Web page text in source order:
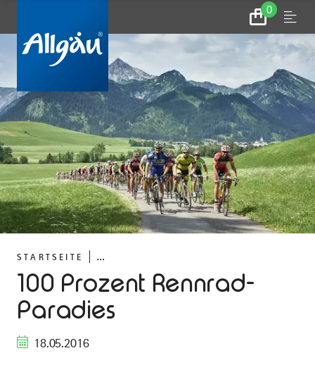
0
Zum
Warenkorb
Menu
STARTSEITE ...
100 Prozent Rennrad-
Paradies
18.05.2016